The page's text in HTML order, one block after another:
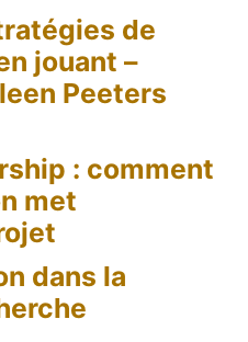
de
jouant –
Peeters
: comment
met
dans la